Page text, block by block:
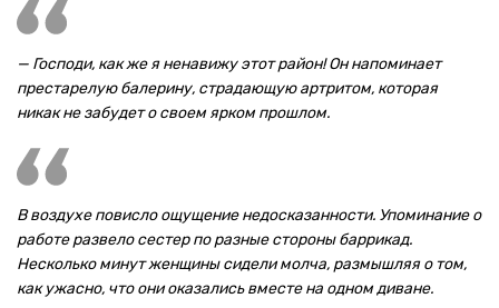
— Господи, как же я ненавижу этот район! Он напоминает
престарелую балерину, страдающую артритом, которая
никак не забудет о своем ярком прошлом.
В воздухе повисло ощущение недосказанности. Упоминание о
работе развело сестер по разные стороны баррикад.
Несколько минут женщины сидели молча, размышляя о том,
как ужасно, что они оказались вместе на одном диване.